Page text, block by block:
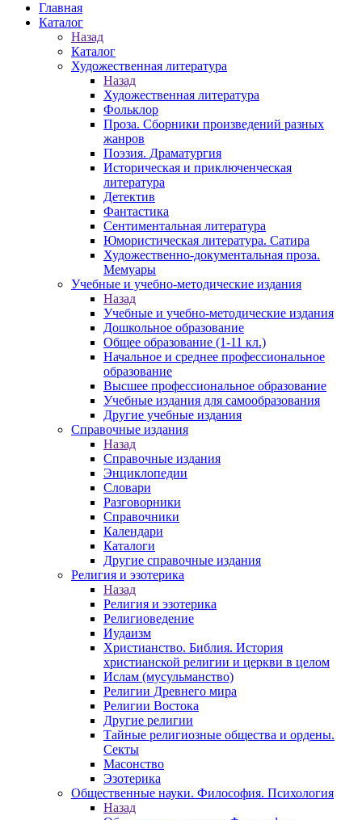
Главная
Каталог
Назад
Каталог
Художественная литература
Назад
Художественная литература
Фольклор
Проза. Сборники произведений разных
жанров
Поэзия. Драматургия
Историческая и приключенческая
литература
Детектив
Фантастика
Сентиментальная литература
Юмористическая литература. Сатира
Художественно-документальная проза.
Мемуары
Учебные и учебно-методические издания
Назад
Учебные и учебно-методические издания
Дошкольное образование
Общее образование (1-11 кл.)
Начальное и среднее профессиональное
образование
Высшее профессиональное образование
Учебные издания для самообразования
Другие учебные издания
Справочные издания
Назад
Справочные издания
Энциклопедии
Словари
Разговорники
Справочники
Календари
Каталоги
Другие справочные издания
Религия и эзотерика
Назад
Религия и эзотерика
Религиоведение
Иудаизм
Христианство. Библия. История
христианской религии и церкви в целом
Ислам (мусульманство)
Религии Древнего мира
Религии Востока
Другие религии
Тайные религиозные общества и ордены.
Секты
Масонство
Эзотерика
Общественные науки. Философия. Психология
Назад